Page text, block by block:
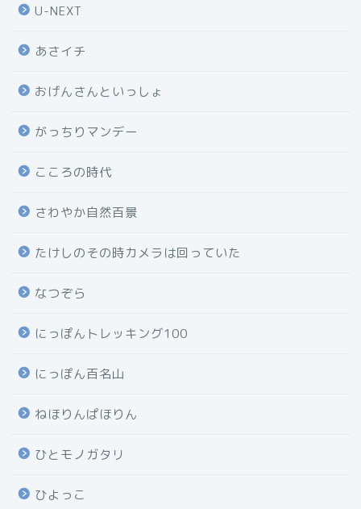
U-NEXT
あさイチ
おげんさんといっしょ
がっちりマンデー
こころの時代
さわやか自然百景
たけしのその時カメラは回っていた
なつぞら
にっぽんトレッキング100
にっぽん百名山
ねほりんぱほりん
ひとモノガタリ
ひよっこ